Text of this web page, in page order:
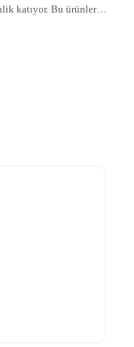
katıyor. Bu ürünler,